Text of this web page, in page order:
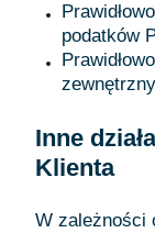
podatków
Inne
Klienta
W zależności